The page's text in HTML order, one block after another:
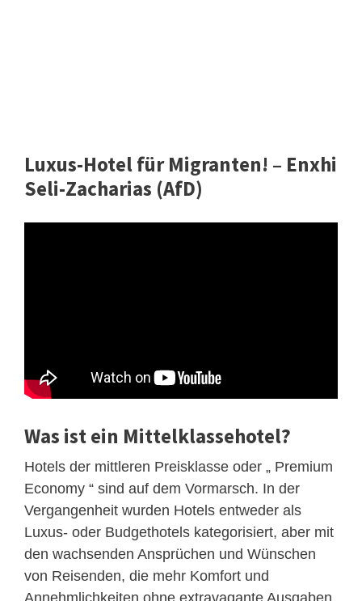
Luxus-Hotel für Migranten! – Enxhi
Seli-Zacharias (AfD)
Was ist ein Mittelklassehotel?
Hotels der mittleren Preisklasse oder „ Premium
Economy “ sind auf dem Vormarsch. In der
Vergangenheit wurden Hotels entweder als
Luxus- oder Budgethotels kategorisiert, aber mit
den wachsenden Ansprüchen und Wünschen
von Reisenden, die mehr Komfort und
Annehmlichkeiten ohne extravagante Ausgaben